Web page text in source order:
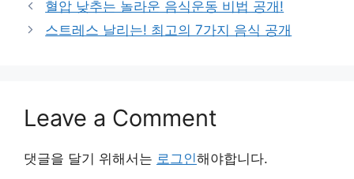
혈압 낮추는 놀라운 음식운동 비법 공개!
스트레스 날리는! 최고의 7가지 음식 공개
Leave a Comment
댓글을 달기 위해서는 로그인해야합니다.